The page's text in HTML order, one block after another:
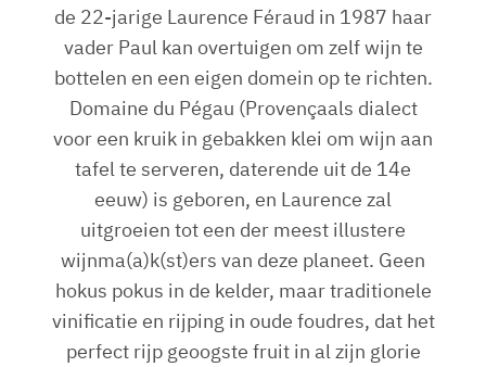
de 22-jarige Laurence Féraud in 1987 haar
vader Paul kan overtuigen om zelf wijn te
bottelen en een eigen domein op te richten.
Domaine du Pégau (Provençaals dialect
voor een kruik in gebakken klei om wijn aan
tafel te serveren, daterende uit de 14e
eeuw) is geboren, en Laurence zal
uitgroeien tot een der meest illustere
wijnma(a)k(st)ers van deze planeet. Geen
hokus pokus in de kelder, maar traditionele
vinificatie en rijping in oude foudres, dat het
perfect rijp geoogste fruit in al zijn glorie